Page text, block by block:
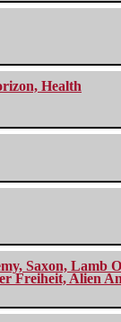
Health
Saxon,
Freiheit, Alien